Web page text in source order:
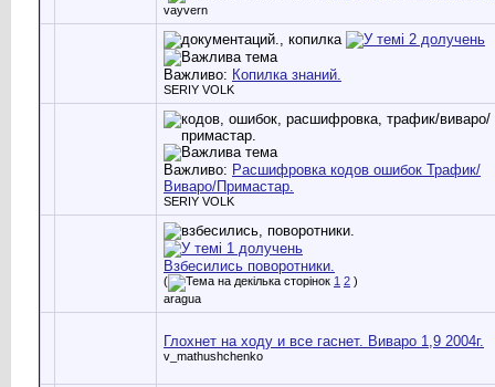
vayvern
Важливо: Копилка знаний.
SERIY VOLK
Важливо: Расшифровка кодов ошибок Трафик/
Виваро/Примастар.
SERIY VOLK
Взбесились поворотники.
( 1 2 )
aragua
Глохнет на ходу и все гаснет. Виваро 1,9 2004г.
v_mathushchenko